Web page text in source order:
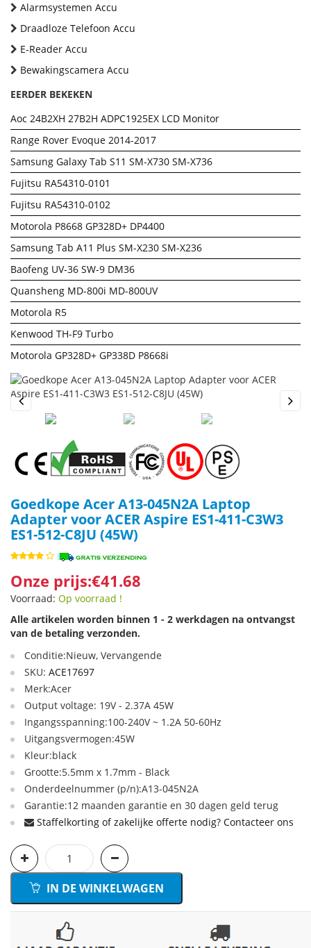
Alarmsystemen Accu
Draadloze Telefoon Accu
E-Reader Accu
Bewakingscamera Accu
EERDER BEKEKEN
Aoc 24B2XH 27B2H ADPC1925EX LCD Monitor
Range Rover Evoque 2014-2017
Samsung Galaxy Tab S11 SM-X730 SM-X736
Fujitsu RA54310-0101
Fujitsu RA54310-0102
Motorola P8668 GP328D+ DP4400
Samsung Tab A11 Plus SM-X230 SM-X236
Baofeng UV-36 SW-9 DM36
Quansheng MD-800i MD-800UV
Motorola R5
Kenwood TH-F9 Turbo
Motorola GP328D+ GP338D P8668i
Previous
Goedkope Acer A13-045N2A Laptop
Adapter voor ACER Aspire ES1-411-C3W3
ES1-512-C8JU (45W)
Onze prijs:€41.68
Voorraad: Op voorraad !
Alle artikelen worden binnen 1 - 2 werkdagen na ontvangst
van de betaling verzonden.
Conditie:Nieuw, Vervangende
SKU: ACE17697
Merk:Acer
Output voltage: 19V - 2.37A 45W
Ingangsspanning:100-240V ~ 1.2A 50-60Hz
Uitgangsvermogen:45W
Kleur:black
Grootte:5.5mm x 1.7mm - Black
Onderdeelnummer (p/n):A13-045N2A
Garantie:12 maanden garantie en 30 dagen geld terug
Staffelkorting of zakelijke offerte nodig? Contacteer ons
IN DE WINKELWAGEN